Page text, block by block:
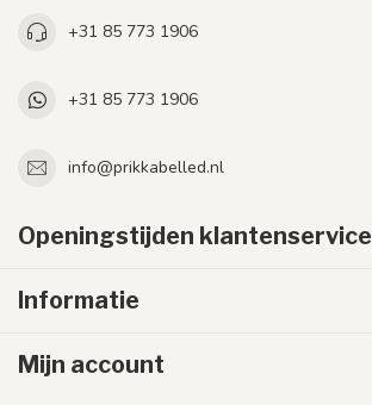
+31 85 773 1906
+31 85 773 1906
info@prikkabelled.nl
Openingstijden klantenservice
Informatie
Mijn account